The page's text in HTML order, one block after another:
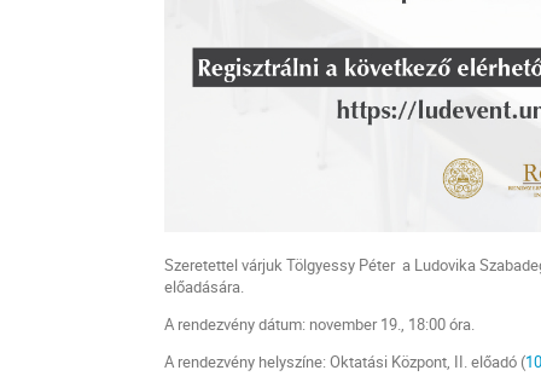
Szeretettel várjuk Tölgyessy Pétera Ludovika
előadására.
A rendezvény dátum: november 19., 18:00 óra.
A rendezvény helyszíne: Oktatási Központ, II. előadó (